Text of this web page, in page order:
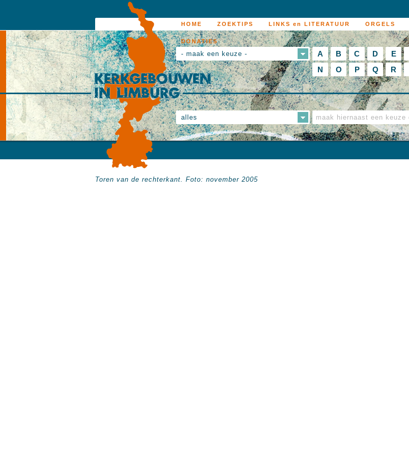
HOME ZOEKTIPS LINKS en LITERATUUR ORGELS
DONATIES
- maak een keuze - A B C D E
N
O P Q R
alles
Toren van de rechterkant. Foto: november 2005